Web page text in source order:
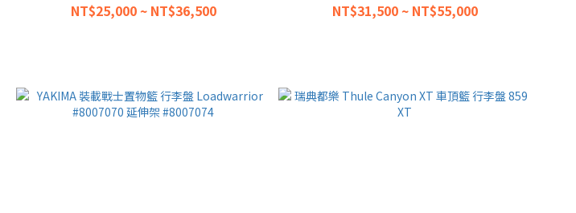
NT$25,000 ~ NT$36,500 NT$31,500 ~ NT$55,000